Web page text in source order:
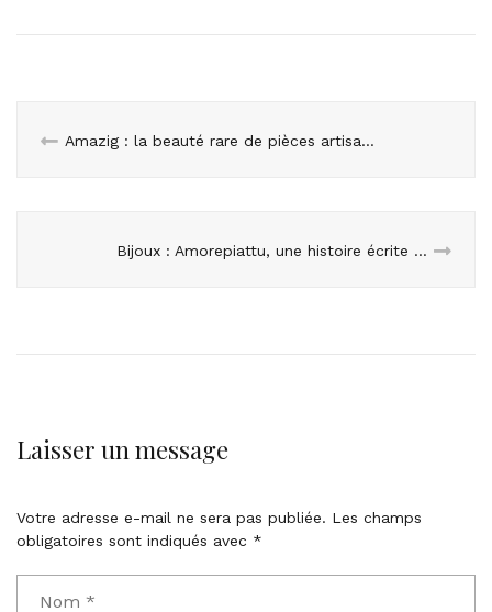
Amazig : la beauté rare de pièces artisanales africaines
Bijoux : Amorepiattu, une histoire écrite avec des pierres et des passions
Laisser un message
Votre adresse e-mail ne sera pas publiée. Les champs
obligatoires sont indiqués avec *